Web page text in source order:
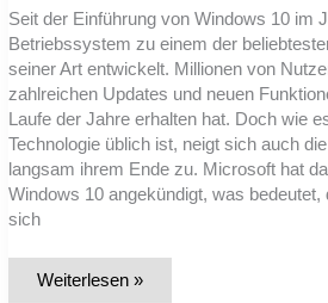
Seit der Einführung von Windows 10 im
Betriebssystem zu einem der
seiner Art entwickelt. Millionen von
zahlreichen Updates und neuen
Laufe der Jahre erhalten hat. Doch wie
Technologie üblich ist, neigt sich auch
langsam ihrem Ende zu. Microsoft hat
Windows 10 angekündigt, was
sich
Windows
Weiterlesen »